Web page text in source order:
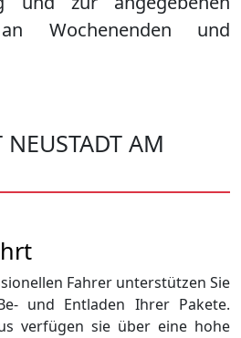
Wochenenden und
NEUSTADT AM
Fahrer unterstützen Sie
und Entladen Ihrer Pakete.
verfügen sie über eine hohe